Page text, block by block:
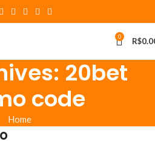
0 R$
20bet
code
Home